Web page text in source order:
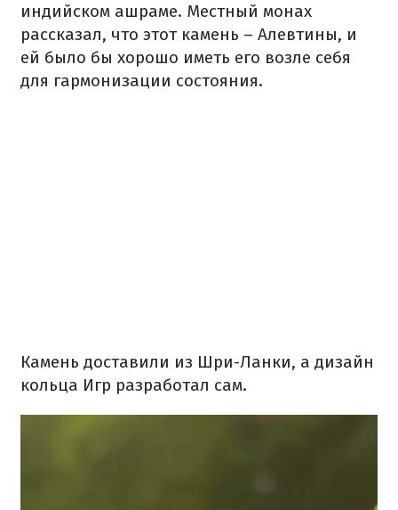
индийском ашраме. Местный монах
рассказал, что этот камень – Алевтины, и
ей было бы хорошо иметь его возле себя
для гармонизации состояния.
Камень доставили из Шри-Ланки, а дизайн
кольца Игр разработал сам.